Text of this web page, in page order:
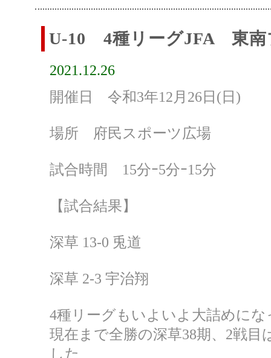
U-10 4種リーグJFA 東
2021.12.26
開催日 令和3年12月26日(日)
場所 府民スポーツ広場
試合時間 15分ｰ5分ｰ15分
【試合結果】
深草 13-0 兎道
深草 2-3 宇治翔
4種リーグもいよいよ大詰めに
現在まで全勝の深草38期、2戦目
した